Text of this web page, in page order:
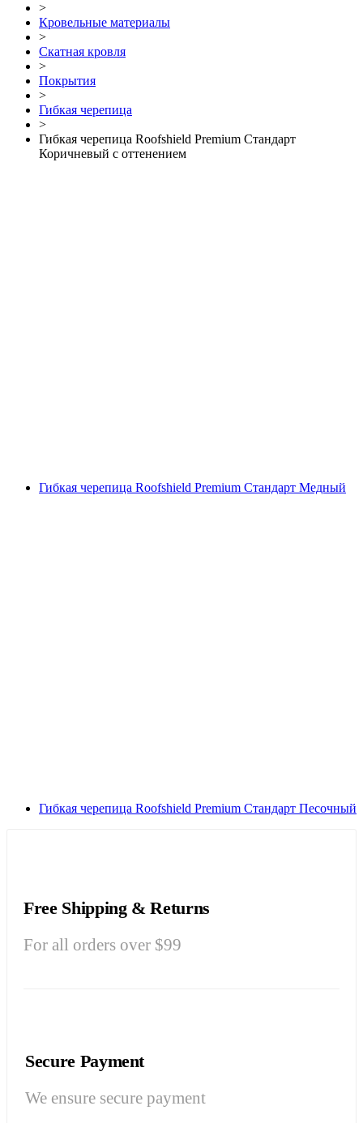
>
Кровельные материалы
>
Скатная кровля
>
Покрытия
>
Гибкая черепица
>
Гибкая черепица Roofshield Premium Стандарт
Коричневый с оттенением
Гибкая черепица Roofshield Premium Стандарт Медный
Гибкая черепица Roofshield Premium Стандарт Песочный
Free Shipping & Returns
For all orders over $99
Secure Payment
We ensure secure payment